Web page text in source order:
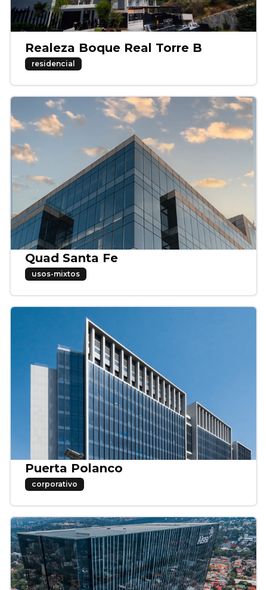
Realeza Boque Real Torre B
residencial
Quad Santa Fe
usos-mixtos
Puerta Polanco
corporativo